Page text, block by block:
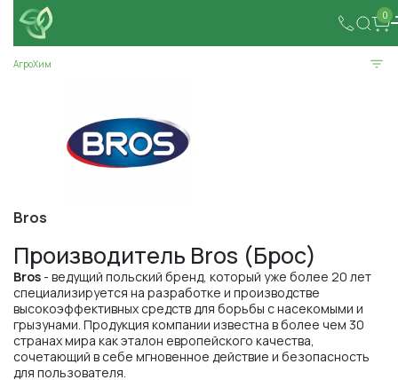
0
АгроХим
Bros
Производитель Bros (Брос)
Bros- ведущий польский бренд, который уже более 20 лет
специализируется на разработке и производстве
высокоэффективных средств для борьбы с насекомыми и
грызунами. Продукция компании известна в более чем 30
странах мира как эталон европейского качества,
сочетающий в себе мгновенное действие и безопасность
для пользователя.